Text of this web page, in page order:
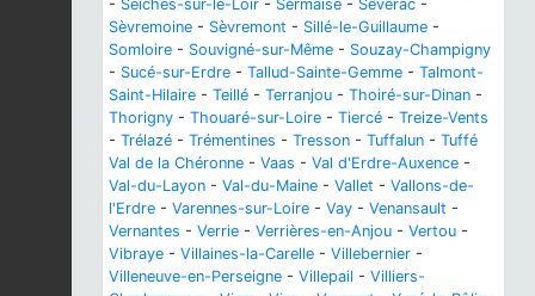
- Seiches-sur-le-Loir - Sermaise - Sévérac -
Sèvremoine - Sèvremont - Sillé-le-Guillaume -
Somloire - Souvigné-sur-Même - Souzay-Champigny
- Sucé-sur-Erdre - Tallud-Sainte-Gemme - Talmont-
Saint-Hilaire - Teillé - Terranjou - Thoiré-sur-Dinan -
Thorigny - Thouaré-sur-Loire - Tiercé - Treize-Vents
- Trélazé - Trémentines - Tresson - Tuffalun - Tuffé
Val de la Chéronne - Vaas - Val d'Erdre-Auxence -
Val-du-Layon - Val-du-Maine - Vallet - Vallons-de-
l'Erdre - Varennes-sur-Loire - Vay - Venansault -
Vernantes - Verrie - Verrières-en-Anjou - Vertou -
Vibraye - Villaines-la-Carelle - Villebernier -
Villeneuve-en-Perseigne - Villepail - Villiers-